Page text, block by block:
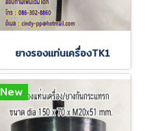
ยางรองแท่นเครื่องTK1
New